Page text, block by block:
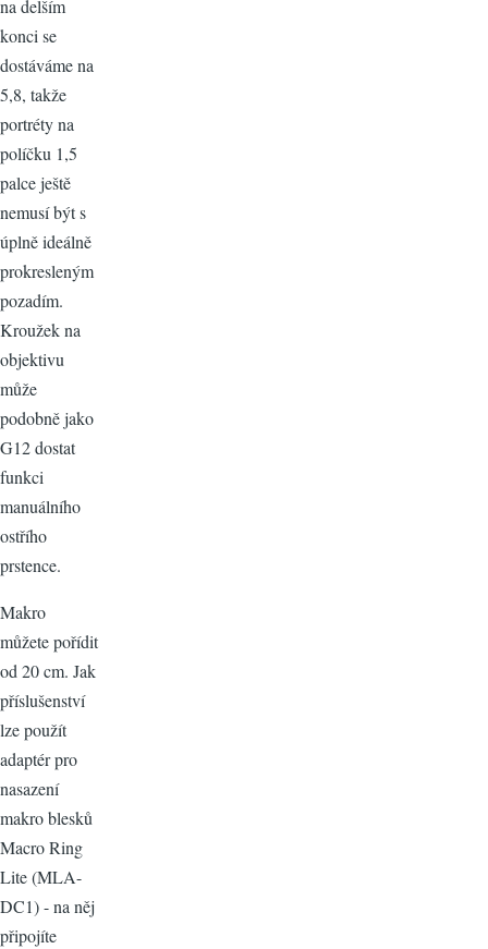
na delším
konci se
dostáváme na
5,8, takže
portréty na
políčku 1,5
palce ještě
nemusí být s
úplně ideálně
prokresleným
pozadím.
Kroužek na
objektivu
může
podobně jako
G12 dostat
funkci
manuálního
ostřího
prstence.
Makro
můžete pořídit
od 20 cm. Jak
příslušenství
lze použít
adaptér pro
nasazení
makro blesků
Macro Ring
Lite (MLA-
DC1) - na něj
připojíte